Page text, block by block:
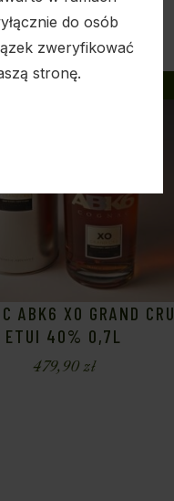
do osób
zweryfikować
stronę.
ABK6 XO GRAND CRU
ETUI 40% 0,7L
479,90zł